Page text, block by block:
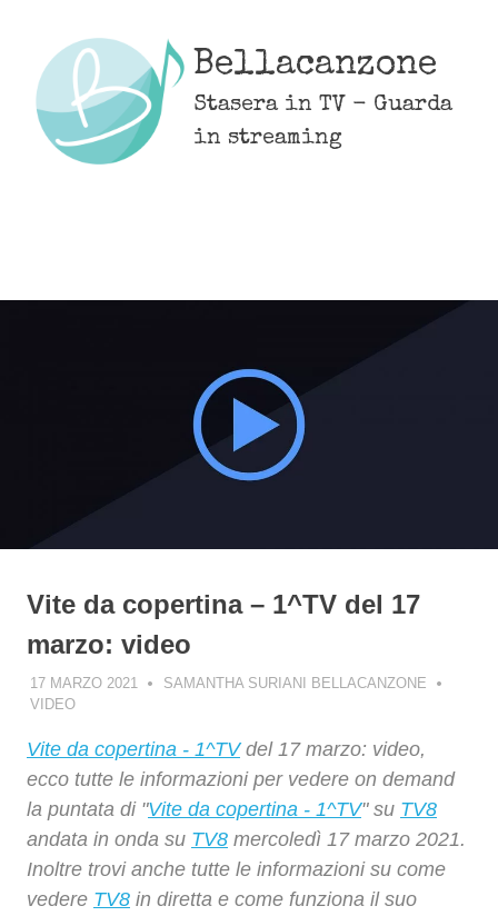
content
Bellacanzone
Stasera in TV - Guarda
in streaming
Vite da copertina – 1^TV del 17
marzo: video
17 MARZO 2021
SAMANTHA SURIANI BELLACANZONE
VIDEO
Vite da copertina - 1^TVdel 17 marzo: video,
ecco tutte le informazioni per vedere on demand
la puntata di "Vite da copertina - 1^TV" su TV8
andata in onda su TV8 mercoledì 17 marzo 2021.
Inoltre trovi anche tutte le informazioni su come
vedere TV8 in diretta e come funziona il suo